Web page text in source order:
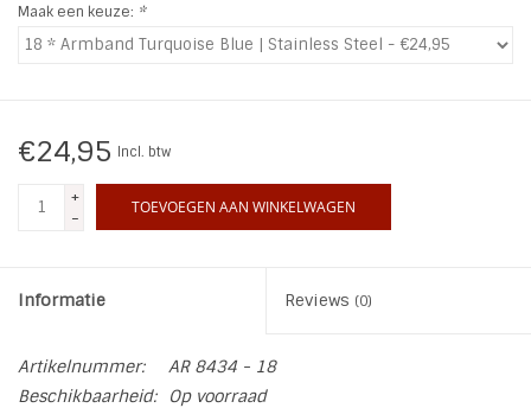
Ohlala Jewels
INSPIRATIE
Blog
Maak een keuze: *
€24,95 Incl. btw
+
-
TOEVOEGEN AAN WINKELWAGEN
Informatie Reviews (0)
Artikelnummer:
AR 8434 - 18
Beschikbaarheid:
Op voorraad